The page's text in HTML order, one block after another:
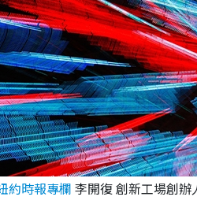
約時報​專欄 李開復 創新工場創辦